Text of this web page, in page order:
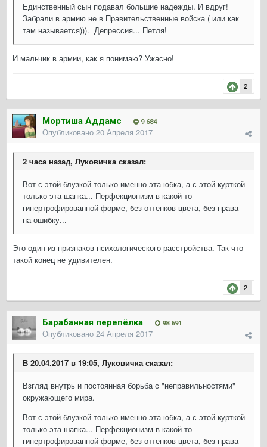
Единственный сын подавал большие надежды. И вдруг!
Забрали в армию не в Правительственные войска ( или как
там называется))). Депрессия... Петля!
И мальчик в армии, как я понимаю? Ужасно!
2
Мортиша Аддамс 9 684
Опубликовано 20 Апреля 2017
2 часа назад, Луковичка сказал:
Вот с этой блузкой только именно эта юбка, а с этой курткой
только эта шапка... Перфекционизм в какой-то
гипертрофированной форме, без оттенков цвета, без права
на ошибку...
Это один из признаков психологического расстройства. Так что
такой конец не удивителен.
2
Барабанная перепёлка 98 691
Опубликовано 24 Апреля 2017
В 20.04.2017 в 19:05, Луковичка сказал:
Взгляд внутрь и постоянная борьба с "неправильностями"
окружающего мира.
Вот с этой блузкой только именно эта юбка, а с этой курткой
только эта шапка... Перфекционизм в какой-то
гипертрофированной форме, без оттенков цвета, без права